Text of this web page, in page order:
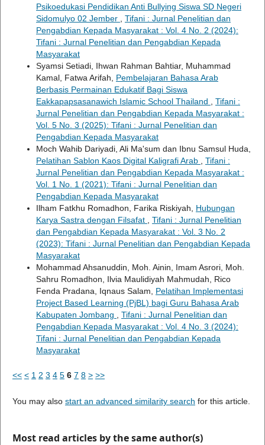
Psikoedukasi Pendidikan Anti Bullying Siswa SD Negeri
Sidomulyo 02 Jember
Tifani : Jurnal Penelitian dan
Pengabdian Kepada Masyarakat : Vol. 4 No. 2 (2024):
Tifani : Jurnal Penelitian dan Pengabdian Kepada
Masyarakat
Syamsi Setiadi, Ihwan Rahman Bahtiar, Muhammad
Kamal, Fatwa Arifah, Pembelajaran Bahasa Arab
Berbasis Permainan Edukatif Bagi Siswa
Eakkapapsasanawich Islamic School Thailand
Tifani :
Jurnal Penelitian dan Pengabdian Kepada Masyarakat :
Vol. 5 No. 3 (2025): Tifani : Jurnal Penelitian dan
Pengabdian Kepada Masyarakat
Moch Wahib Dariyadi, Ali Ma'sum dan Ibnu Samsul Huda,
Pelatihan Sablon Kaos Digital Kaligrafi Arab
Tifani :
Jurnal Penelitian dan Pengabdian Kepada Masyarakat :
Vol. 1 No. 1 (2021): Tifani : Jurnal Penelitian dan
Pengabdian Kepada Masyarakat
Ilham Fatkhu Romadhon, Farika Riskiyah, Hubungan
Karya Sastra dengan Filsafat
Tifani : Jurnal Penelitian
dan Pengabdian Kepada Masyarakat : Vol. 3 No. 2
(2023): Tifani : Jurnal Penelitian dan Pengabdian Kepada
Masyarakat
Mohammad Ahsanuddin, Moh. Ainin, Imam Asrori, Moh.
Sahru Romadhon, Ilvia Maulidiyah Mahmudah, Rico
Fenda Pradana, Iqnaus Salam, Pelatihan Implementasi
Project Based Learning (PjBL) bagi Guru Bahasa Arab
Kabupaten Jombang
Tifani : Jurnal Penelitian dan
Pengabdian Kepada Masyarakat : Vol. 4 No. 3 (2024):
Tifani : Jurnal Penelitian dan Pengabdian Kepada
Masyarakat
<< < 1 2 3 4 5 6 7 8 > >>
You may also start an advanced similarity search for this article.
Most read articles by the same author(s)